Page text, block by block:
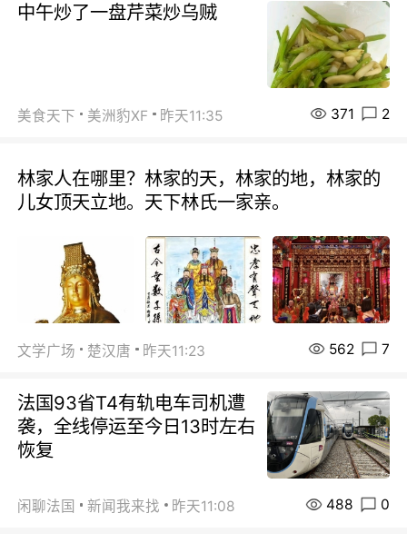
中午炒了一盘芹菜炒乌贼
美食天下 美洲豹XF 昨天11:35 371 2
林家人在哪里？林家的天，林家的地，林家的
儿女顶天立地。天下林氏一家亲。
文学广场 楚汉唐 昨天11:23 562 7
法国93省T4有轨电车司机遭
袭，全线停运至今日13时左右
恢复
闲聊法国 新闻我来找 昨天11:08 488 0